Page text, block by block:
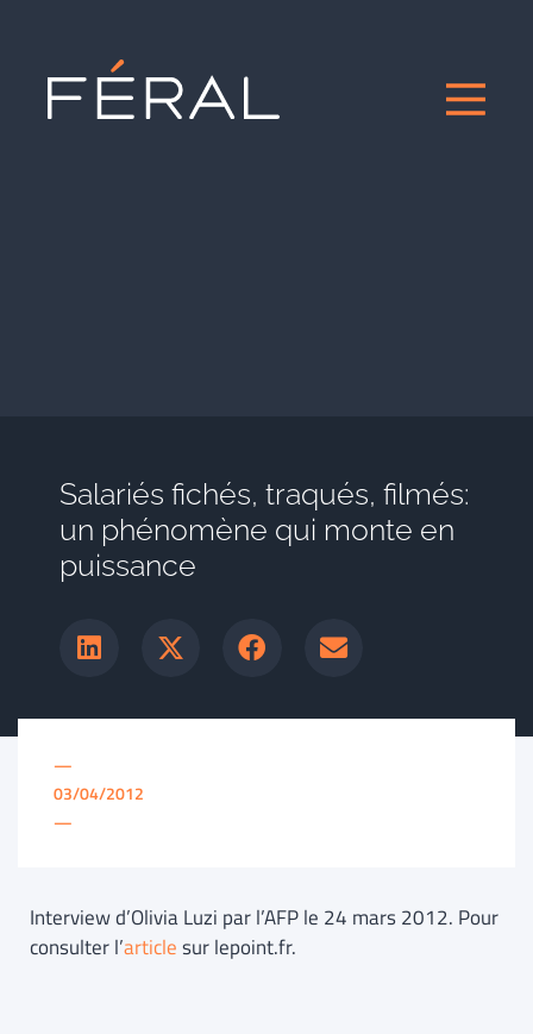
Salariés fichés, traqués, filmés:
un phénomène qui monte en
puissance
—
03/04/2012
—
Interview d’Olivia Luzi par l’AFP le 24 mars 2012. Pour
consulter l’articlesur lepoint.fr.